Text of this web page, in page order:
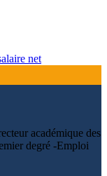
net
académique des
degré -Emploi